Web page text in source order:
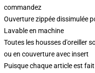
commandez
Ouverture zippée dissimulée
Lavable en machine
Toutes les housses d'oreiller
ou en couverture avec insert
Puisque chaque article est